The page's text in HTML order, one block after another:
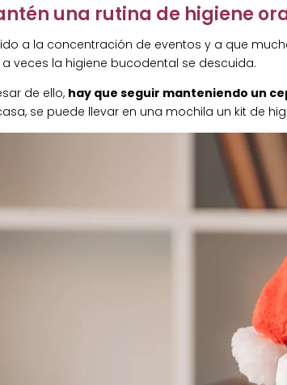
una rutina de higiene
a la concentración de eventos y a que
a veces la higiene bucodental se descuida.
de ello, hay que seguir manteniendo un
se puede llevar en una mochila un kit de